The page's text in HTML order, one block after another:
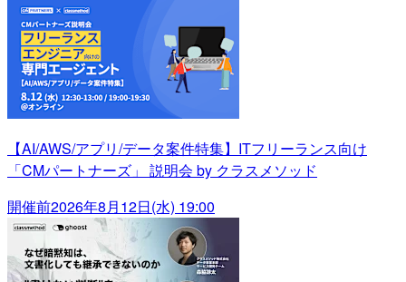
【AI/AWS/アプリ/データ案件特集】ITフリーランス向け
「CMパートナーズ」 説明会 by クラスメソッド
開催前2026年8月12日(水) 19:00